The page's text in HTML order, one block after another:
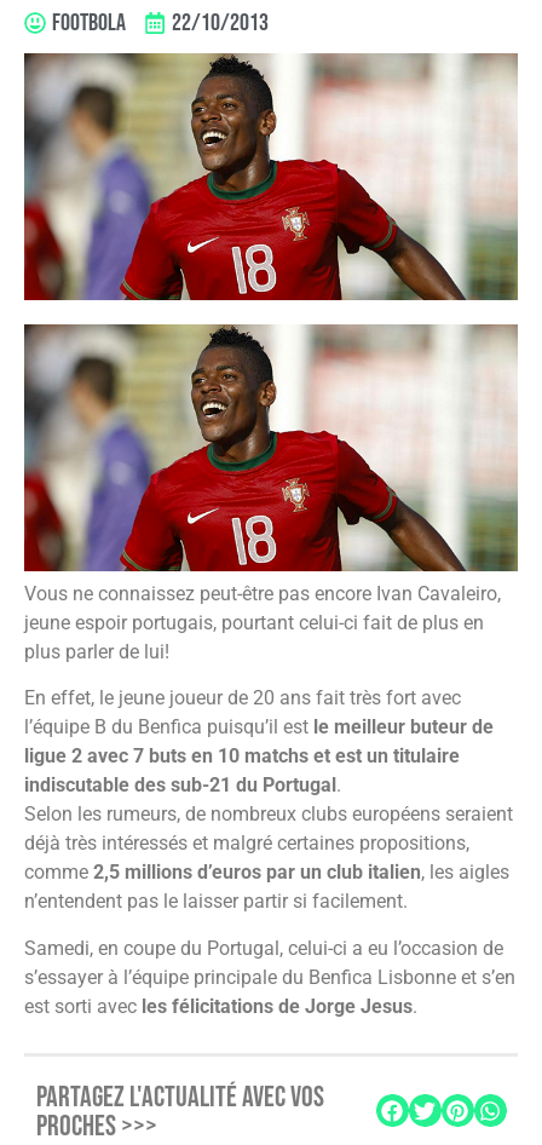
FOOTBOLA 22/10/2013
Vous ne connaissez peut-être pas encore Ivan Cavaleiro,
jeune espoir portugais, pourtant celui-ci fait de plus en
plus parler de lui!
En effet, le jeune joueur de 20 ans fait très fort avec
l’équipe B du Benfica puisqu’il est le meilleur buteur de
ligue 2 avec 7 buts en 10 matchs et est un titulaire
indiscutable des sub-21 du Portugal .
Selon les rumeurs, de nombreux clubs européens seraient
déjà très intéressés et malgré certaines propositions,
comme 2,5 millions d’euros par un club italien, les aigles
n’entendent pas le laisser partir si facilement.
Samedi, en coupe du Portugal, celui-ci a eu l’occasion de
s’essayer à l’équipe principale du Benfica Lisbonne et s’en
est sorti avec les félicitations de Jorge Jesus.
PARTAGEZ L'ACTUALITÉ AVEC VOS
PROCHES >>>